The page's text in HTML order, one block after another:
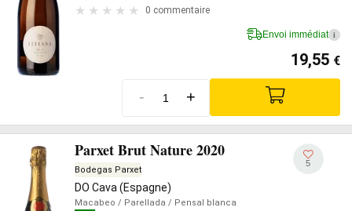
0 commentaire
Envoi immédiat i
19,55 €
- +
Parxet Brut Nature 2020
Bodegas Parxet
DO Cava (Espagne)
Macabeo / Parellada / Pensal blanca
5